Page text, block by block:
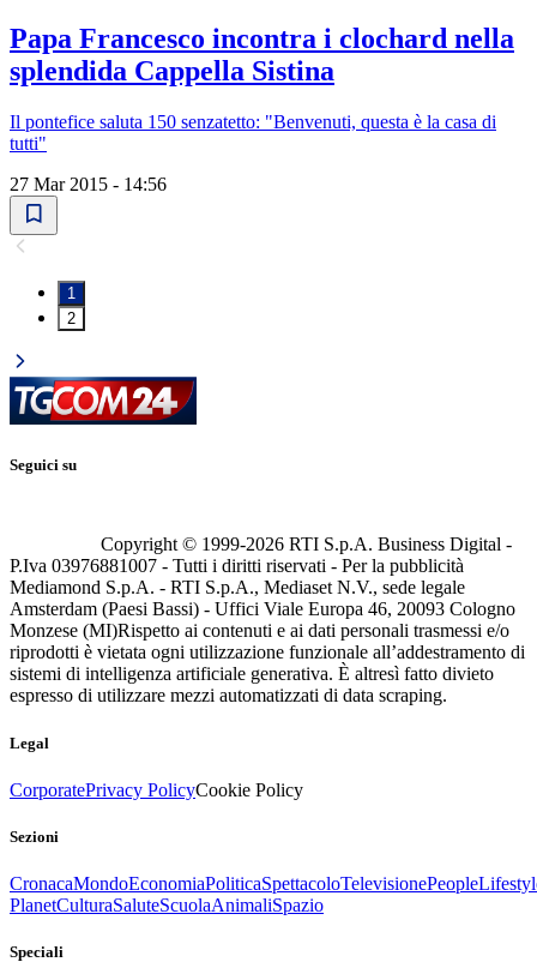
Papa Francesco incontra i clochard nella
splendida Cappella Sistina
Il pontefice saluta 150 senzatetto: "Benvenuti, questa è la casa di
tutti"
27 Mar 2015 - 14:56
1
2
Seguici su
Copyright © 1999-2026 RTI S.p.A. Business Digital -
P.Iva 03976881007 - Tutti i diritti riservati - Per la pubblicità
Mediamond S.p.A. - RTI S.p.A., Mediaset N.V., sede legale
Amsterdam (Paesi Bassi) - Uffici Viale Europa 46, 20093 Cologno
Monzese (MI)Rispetto ai contenuti e ai dati personali trasmessi e/o
riprodotti è vietata ogni utilizzazione funzionale all’addestramento di
sistemi di intelligenza artificiale generativa. È altresì fatto divieto
espresso di utilizzare mezzi automatizzati di data scraping.
Legal
CorporatePrivacy PolicyCookie Policy
Sezioni
CronacaMondoEconomiaPoliticaSpettacoloTelevisionePeople
PlanetCulturaSaluteScuolaAnimaliSpazio
Speciali